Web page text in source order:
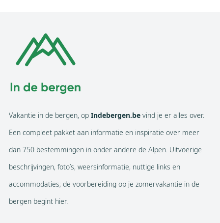
Vakantie in de bergen, op Indebergen.be vind je er alles over.
Een compleet pakket aan informatie en inspiratie over meer
dan 750 bestemmingen in onder andere de Alpen. Uitvoerige
beschrijvingen, foto’s, weersinformatie, nuttige links en
accommodaties; de voorbereiding op je zomervakantie in de
bergen begint hier.